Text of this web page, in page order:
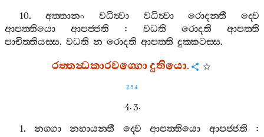
10.අත‍්තානං වධිත්‍වා වධිත්‍වා රොදන‍්තී
ද‍්වෙ
ආපත‍්තියො
ආපජ‍්ජති : වධති රොදති
ආපත‍්ති
පාචිත‍්තියස‍්ස. වධති න රොදති ආපත‍්ති දුක‍්කටස‍්ස.
රත‍්තන්‍ධකාරවග‍්ගොදුතියො.
254
4. 3.
1.නග‍්ගා නහායන‍්තී ද‍්වෙ ආපත‍්තියො ආපජ‍්ජති :